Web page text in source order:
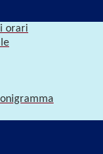
orari